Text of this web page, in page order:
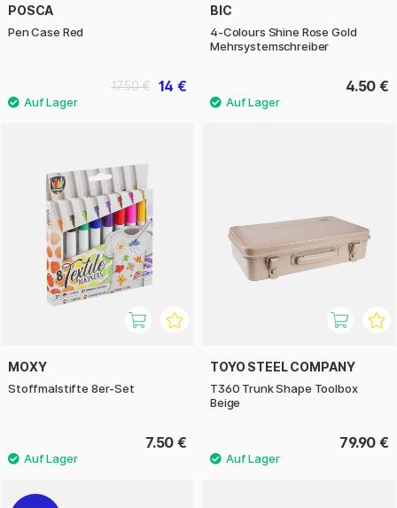
POSCA
Pen Case Red
14 €
17.50 €
BIC
4-Colours Shine Rose Gold
Mehrsystemschreiber
4.50 €
MOXY
Stoffmalstifte 8er-Set
7.50 €
TOYO STEEL COMPANY
T360 Trunk Shape Toolbox
Beige
79.90 €